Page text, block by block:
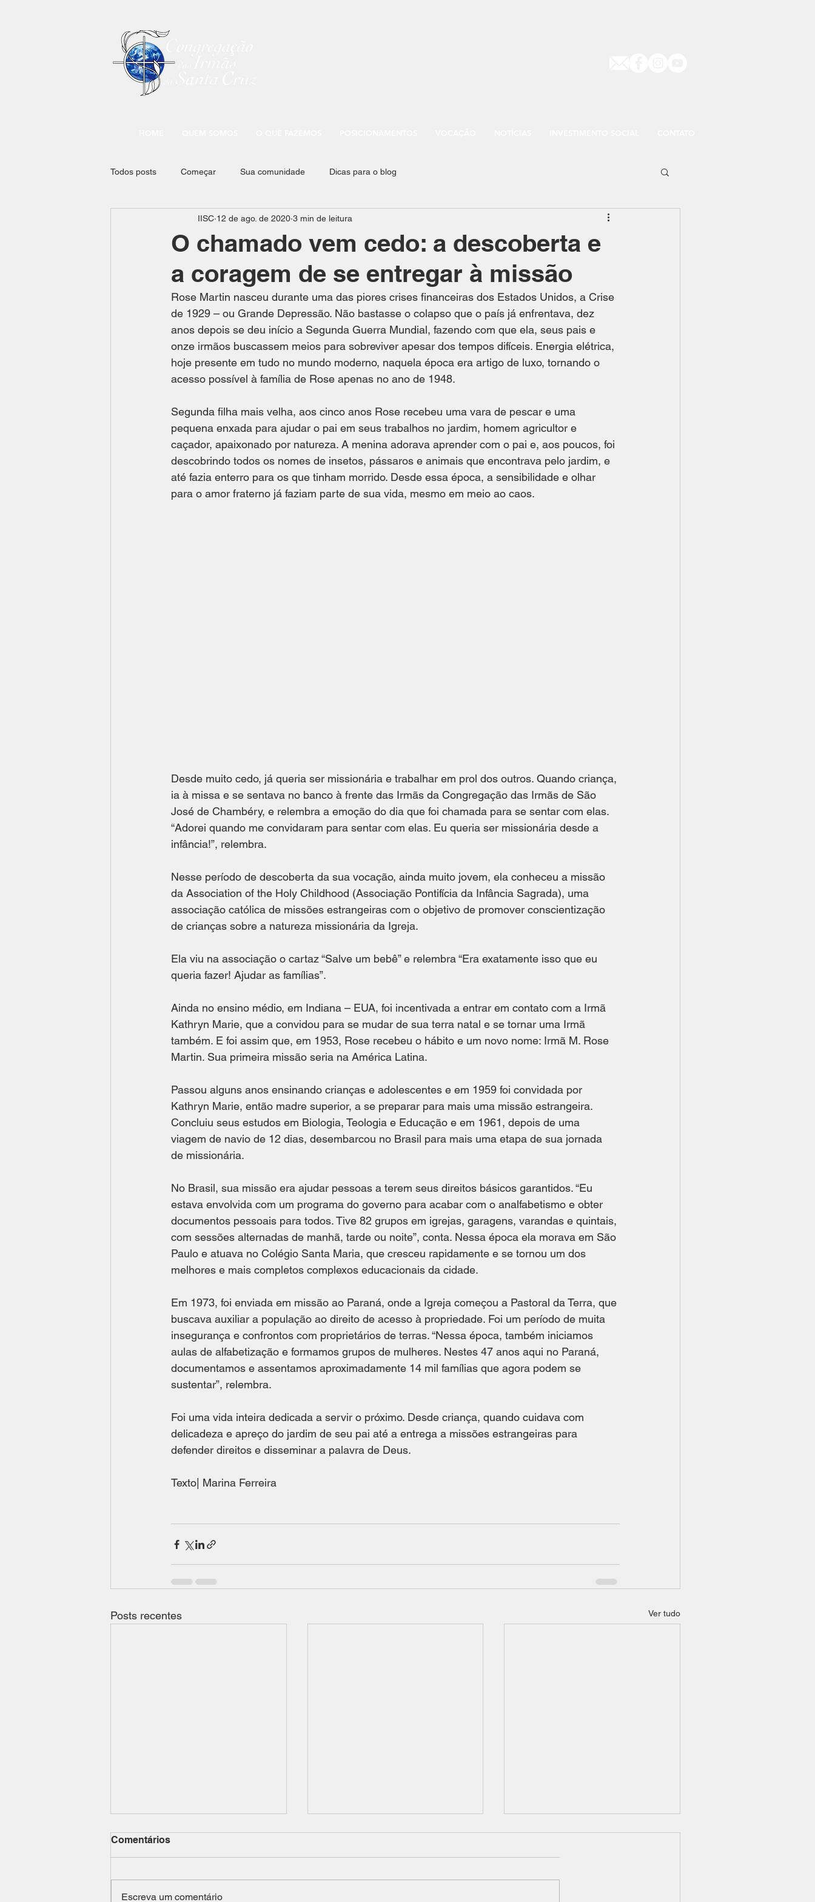
Todos posts Começar Sua comunidade Dicas para o blog
O chamado vem cedo: a descoberta e
a coragem de se entregar à missão
IISC 12 de ago. de 2020 3 min de leitura
Rose Martin nasceu durante uma das piores crises financeiras dos Estados Unidos, a Crise
de 1929 – ou Grande Depressão. Não bastasse o colapso que o país já enfrentava, dez
anos depois se deu início a Segunda Guerra Mundial, fazendo com que ela, seus pais e
onze irmãos buscassem meios para sobreviver apesar dos tempos difíceis. Energia elétrica,
hoje presente em tudo no mundo moderno, naquela época era artigo de luxo, tornando o
acesso possível à família de Rose apenas no ano de 1948.
Segunda filha mais velha, aos cinco anos Rose recebeu uma vara de pescar e uma
pequena enxada para ajudar o pai em seus trabalhos no jardim, homem agricultor e
caçador, apaixonado por natureza. A menina adorava aprender com o pai e, aos poucos, foi
descobrindo todos os nomes de insetos, pássaros e animais que encontrava pelo jardim, e
até fazia enterro para os que tinham morrido. Desde essa época, a sensibilidade e olhar
para o amor fraterno já faziam parte de sua vida, mesmo em meio ao caos.
Desde muito cedo, já queria ser missionária e trabalhar em prol dos outros. Quando criança,
ia à missa e se sentava no banco à frente das Irmãs da Congregação das Irmãs de São
José de Chambéry, e relembra a emoção do dia que foi chamada para se sentar com elas.
“Adorei quando me convidaram para sentar com elas. Eu queria ser missionária desde a
infância!”, relembra.
Nesse período de descoberta da sua vocação, ainda muito jovem, ela conheceu a missão
da Association of the Holy Childhood (Associação Pontifícia da Infância Sagrada), uma
associação católica de missões estrangeiras com o objetivo de promover conscientização
de crianças sobre a natureza missionária da Igreja.
Ela viu na associação o cartaz “Salve um bebê” e relembra “Era exatamente isso que eu
queria fazer! Ajudar as famílias”.
Ainda no ensino médio, em Indiana – EUA, foi incentivada a entrar em contato com a Irmã
Kathryn Marie, que a convidou para se mudar de sua terra natal e se tornar uma Irmã
também. E foi assim que, em 1953, Rose recebeu o hábito e um novo nome: Irmã M. Rose
Martin. Sua primeira missão seria na América Latina.
Passou alguns anos ensinando crianças e adolescentes e em 1959 foi convidada por
Kathryn Marie, então madre superior, a se preparar para mais uma missão estrangeira.
Concluiu seus estudos em Biologia, Teologia e Educação e em 1961, depois de uma
viagem de navio de 12 dias, desembarcou no Brasil para mais uma etapa de sua jornada
de missionária.
No Brasil, sua missão era ajudar pessoas a terem seus direitos básicos garantidos. “Eu
estava envolvida com um programa do governo para acabar com o analfabetismo e obter
documentos pessoais para todos. Tive 82 grupos em igrejas, garagens, varandas e quintais,
com sessões alternadas de manhã, tarde ou noite”, conta. Nessa época ela morava em São
Paulo e atuava no Colégio Santa Maria, que cresceu rapidamente e se tornou um dos
melhores e mais completos complexos educacionais da cidade.
Em 1973, foi enviada em missão ao Paraná, onde a Igreja começou a Pastoral da Terra, que
buscava auxiliar a população ao direito de acesso à propriedade. Foi um período de muita
insegurança e confrontos com proprietários de terras. “Nessa época, também iniciamos
aulas de alfabetização e formamos grupos de mulheres. Nestes 47 anos aqui no Paraná,
documentamos e assentamos aproximadamente 14 mil famílias que agora podem se
sustentar”, relembra.
Foi uma vida inteira dedicada a servir o próximo. Desde criança, quando cuidava com
delicadeza e apreço do jardim de seu pai até a entrega a missões estrangeiras para
defender direitos e disseminar a palavra de Deus.
Texto| Marina Ferreira
Posts recentes Ver tudo
Comentários
Escreva um comentário